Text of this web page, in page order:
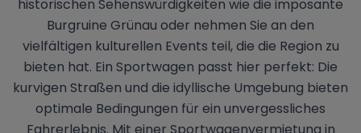
historischen Sehenswürdigkeiten wie die imposante
Burgruine Grünau oder nehmen Sie an den
vielfältigen kulturellen Events teil, die die Region zu
bieten hat. Ein Sportwagen passt hier perfekt: Die
kurvigen Straßen und die idyllische Umgebung bieten
optimale Bedingungen für ein unvergessliches